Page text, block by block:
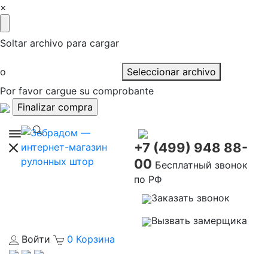
×
Soltar archivo para cargar
o
Seleccionar archivo
Por favor cargue su comprobante
+7 (499) 948 88-
00 Бесплатный звонок
по РФ
Заказать звонок
Вызвать замерщика
Войти
0 Корзина